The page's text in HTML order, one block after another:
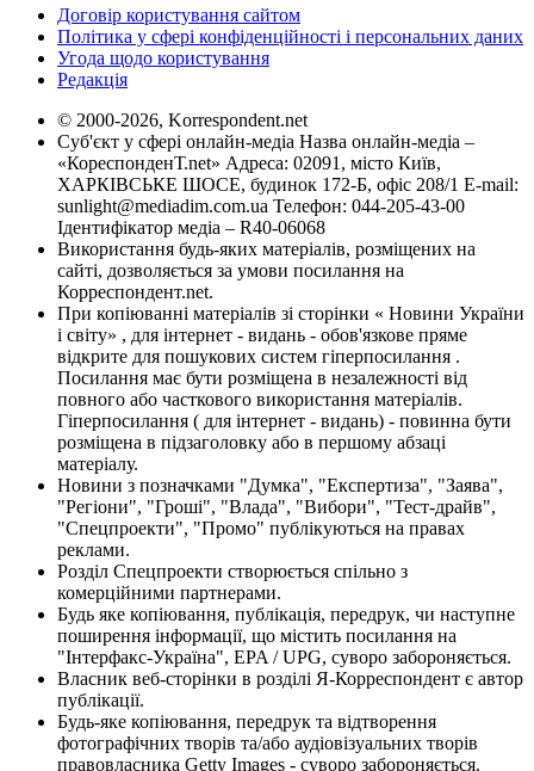
Договір користування сайтом
Політика у сфері конфіденційності і персональних даних
Угода щодо користування
Редакція
© 2000-2026, Korrespondent.net
Суб'єкт у сфері онлайн-медіа Назва онлайн-медіа –
«КореспонденТ.net» Адреса: 02091, місто Київ,
ХАРКІВСЬКЕ ШОСЕ, будинок 172-Б, офіс 208/1 E-mail:
sunlight@mediadim.com.ua Телефон: 044-205-43-00
Ідентифікатор медіа – R40-06068
Використання будь-яких матеріалів, розміщених на
сайті, дозволяється за умови посилання на
Корреспондент.net.
При копіюванні матеріалів зі сторінки « Новини України
і світу» , для інтернет - видань - обов'язкове пряме
відкрите для пошукових систем гіперпосилання .
Посилання має бути розміщена в незалежності від
повного або часткового використання матеріалів.
Гіперпосилання ( для інтернет - видань) - повинна бути
розміщена в підзаголовку або в першому абзаці
матеріалу.
Новини з позначками "Думка", "Експертиза", "Заява",
"Регіони", "Гроші", "Влада", "Вибори", "Тест-драйв",
"Спецпроекти", "Промо" публікуються на правах
реклами.
Розділ Спецпроекти створюється спільно з
комерційними партнерами.
Будь яке копіювання, публікація, передрук, чи наступне
поширення інформації, що містить посилання на
"Інтерфакс-Україна", EPA / UPG, суворо забороняється.
Власник веб-сторінки в розділі Я-Корреспондент є автор
публікації.
Будь-яке копіювання, передрук та відтворення
фотографічних творів та/або аудіовізуальних творів
правовласника Getty Images - суворо забороняється.